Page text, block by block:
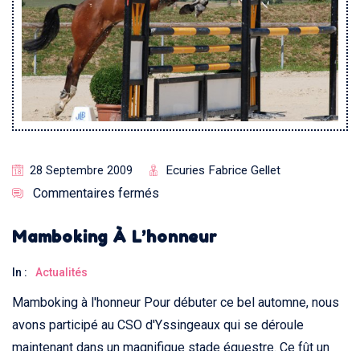
28 Septembre 2009 Ecuries Fabrice Gellet
Commentaires fermés
Mamboking À L’honneur
In : Actualités
Mamboking à l'honneur Pour débuter ce bel automne, nous
avons participé au CSO d'Yssingeaux qui se déroule
maintenant dans un magnifique stade équestre. Ce fût un